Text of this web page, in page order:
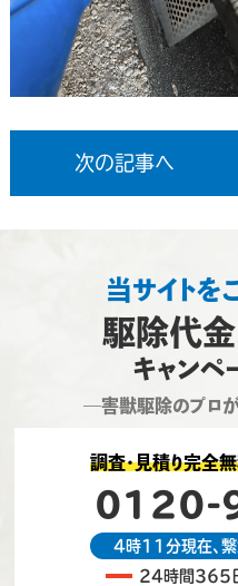
次の記事へ
当サイトを
駆除代金
キャンペ
―害獣駆除のプロ
調査・見積り完全
0120-
4時11分現在、繋
24時間365日